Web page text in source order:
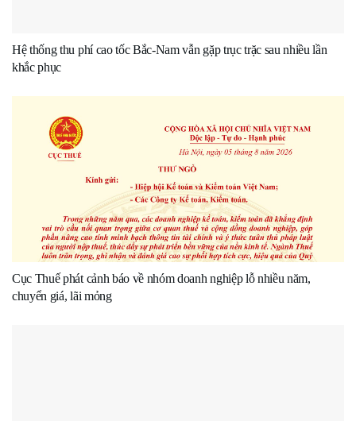
Hệ thống thu phí cao tốc Bắc-Nam vẫn gặp trục trặc sau nhiều lần
khắc phục
Cục Thuế phát cảnh báo về nhóm doanh nghiệp lỗ nhiều năm,
chuyển giá, lãi mỏng